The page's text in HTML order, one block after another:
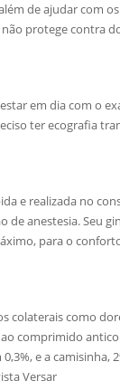
de ajudar com
protege contra
em dia com o
ter ecografia
e realizada no
de anestesia. Seu
para o
colaterais como
comprimido
e a camisinha,
Versar